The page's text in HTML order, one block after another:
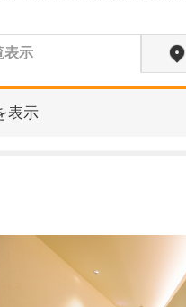
表示
表示